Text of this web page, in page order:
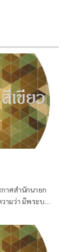
กาศสำนักนายก
ามว่า มีพระบรม